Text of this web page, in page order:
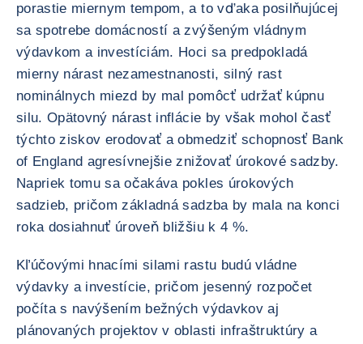
porastie miernym tempom, a to vďaka posilňujúcej
sa spotrebe domácností a zvýšeným vládnym
výdavkom a investíciám. Hoci sa predpokladá
mierny nárast nezamestnanosti, silný rast
nominálnych miezd by mal pomôcť udržať kúpnu
silu. Opätovný nárast inflácie by však mohol časť
týchto ziskov erodovať a obmedziť schopnosť Bank
of England agresívnejšie znižovať úrokové sadzby.
Napriek tomu sa očakáva pokles úrokových
sadzieb, pričom základná sadzba by mala na konci
roka dosiahnuť úroveň bližšiu k 4 %.
Kľúčovými hnacími silami rastu budú vládne
výdavky a investície, pričom jesenný rozpočet
počíta s navýšením bežných výdavkov aj
plánovaných projektov v oblasti infraštruktúry a